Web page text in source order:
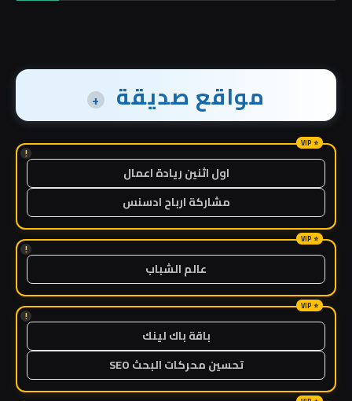
مواقع صديقة +
!
اول اثنين ريادة اعمال
مشاركة ارباح ادسنس
!
عالم الشباب
!
باقة باك لينك
تحسين محركات البحث SEO